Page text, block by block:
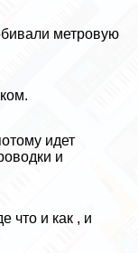
метровую
идет
и
что и как , и